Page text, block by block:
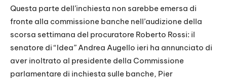
Questa parte dell’inchiesta non sarebbe emersa di
fronte alla commissione banche nell’audizione della
scorsa settimana del procuratore Roberto Rossi: il
senatore di “Idea” Andrea Augello ieri ha annunciato di
aver inoltrato al presidente della Commissione
parlamentare di inchiesta sulle banche, Pier